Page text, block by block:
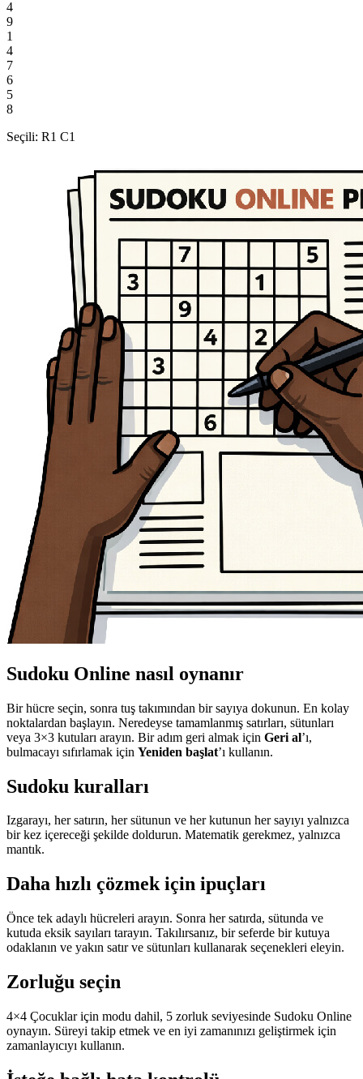
4
9
1
4
7
6
5
8
Seçili: R1 C1
Sudoku Online nasıl oynanır
Bir hücre seçin, sonra tuş takımından bir sayıya dokunun. En kolay
noktalardan başlayın. Neredeyse tamamlanmış satırları, sütunları
veya 3×3 kutuları arayın. Bir adım geri almak için Geri al’ı,
bulmacayı sıfırlamak için Yeniden başlat’ı kullanın.
Sudoku kuralları
Izgarayı, her satırın, her sütunun ve her kutunun her sayıyı yalnızca
bir kez içereceği şekilde doldurun. Matematik gerekmez, yalnızca
mantık.
Daha hızlı çözmek için ipuçları
Önce tek adaylı hücreleri arayın. Sonra her satırda, sütunda ve
kutuda eksik sayıları tarayın. Takılırsanız, bir seferde bir kutuya
odaklanın ve yakın satır ve sütunları kullanarak seçenekleri eleyin.
Zorluğu seçin
4×4 Çocuklar için modu dahil, 5 zorluk seviyesinde Sudoku Online
oynayın. Süreyi takip etmek ve en iyi zamanınızı geliştirmek için
zamanlayıcıyı kullanın.